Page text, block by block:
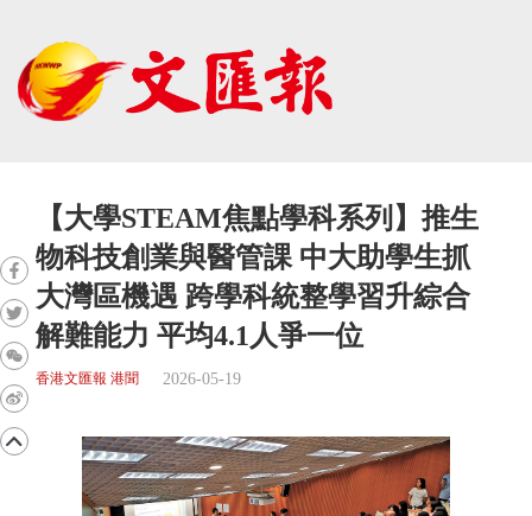
【大學STEAM焦點學科系列】推生
物科技創業與醫管課 中大助學生抓
大灣區機遇 跨學科統整學習升綜合
解難能力 平均4.1人爭一位
香港文匯報 港聞 2026-05-19